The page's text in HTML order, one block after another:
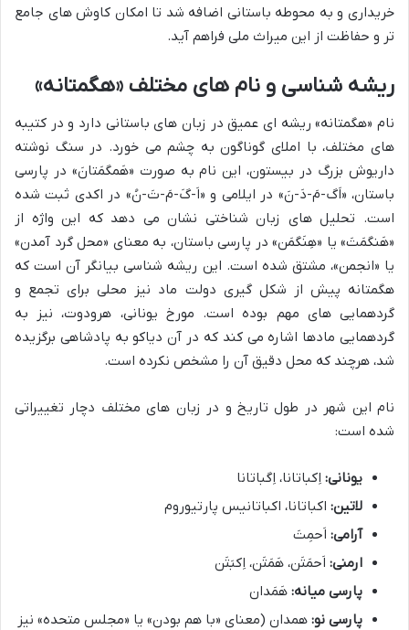
خریداری و به محوطه باستانی اضافه شد تا امکان کاوش های جامع
تر و حفاظت از این میراث ملی فراهم آید.
ریشه شناسی و نام های مختلف «هگمتانه»
نام «هگمتانه» ریشه ای عمیق در زبان های باستانی دارد و در کتیبه
های مختلف، با املای گوناگون به چشم می خورد. در سنگ نوشته
داریوش بزرگ در بیستون، این نام به صورت «هَمگمَتانَ» در پارسی
باستان، «اَگ-مَ-دَ-نَ» در ایلامی و «اَ-گَ-مَ-تَ-نُ» در اکدی ثبت شده
است. تحلیل های زبان شناختی نشان می دهد که این واژه از
«هَنگمَتَ» یا «هِنَگمَن» در پارسی باستان، به معنای «محل گرد آمدن»
یا «انجمن»، مشتق شده است. این ریشه شناسی بیانگر آن است که
هگمتانه پیش از شکل گیری دولت ماد نیز محلی برای تجمع و
گردهمایی های مهم بوده است. مورخ یونانی، هرودوت، نیز به
گردهمایی مادها اشاره می کند که در آن دیاکو به پادشاهی برگزیده
شد، هرچند که محل دقیق آن را مشخص نکرده است.
نام این شهر در طول تاریخ و در زبان های مختلف دچار تغییراتی
شده است:
یونانی: اِکباتانا، اِگباتانا
لاتین: اکباتانا، اکباتانیس پارتيوروم
آرامی: اَحمِتَ
ارمنی: اَحمَتَن، هَمَتَن، اِکبَتَن
پارسی میانه: هَمَدان
پارسی نو: همدان (معنای «با هم بودن» یا «مجلس متحده» نیز